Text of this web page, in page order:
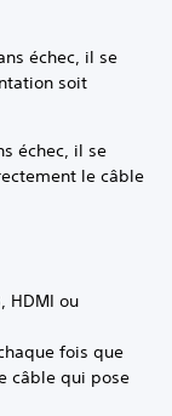
échec, il se
soit
échec, il se
le câble
HDMI ou
fois que
câble qui pose